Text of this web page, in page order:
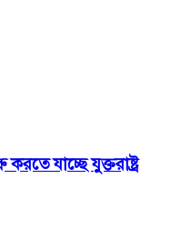
যাচ্ছে যুক্তরাষ্ট্র